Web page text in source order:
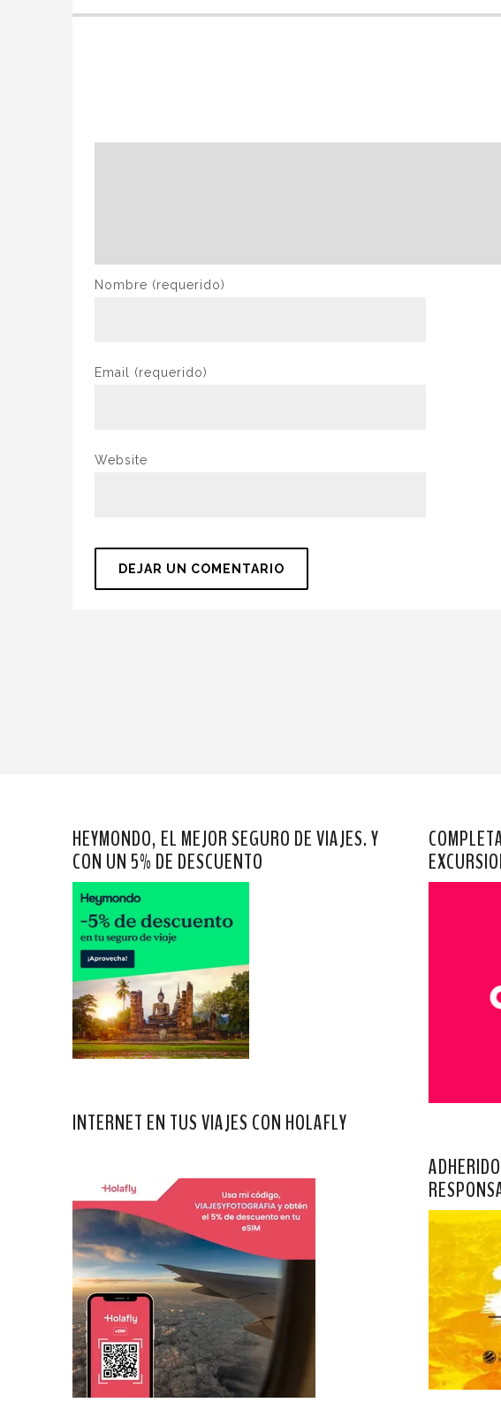
Nombre (requerido)
Email (requerido)
Website
HEYMONDO, EL MEJOR SEGURO DE VIAJES. Y
CON UN 5% DE DESCUENTO
INTERNET EN TUS VIAJES CON HOLAFLY